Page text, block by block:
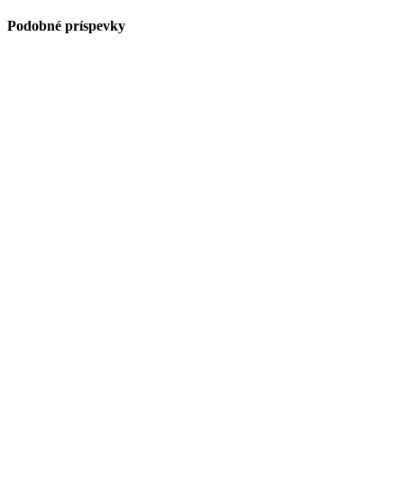
Podobné príspevky